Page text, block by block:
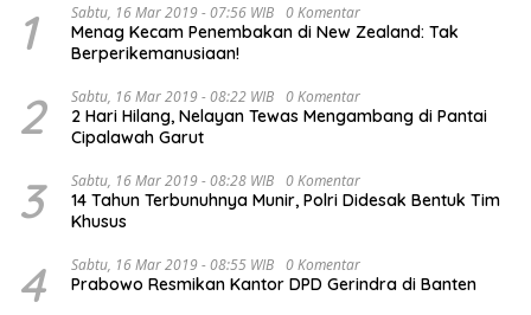
1 Sabtu, 16 Mar 2019 - 07:56 WIB 0 Komentar
Menag Kecam Penembakan di New Zealand: Tak
Berperikemanusiaan!
2 Sabtu, 16 Mar 2019 - 08:22 WIB 0 Komentar
2 Hari Hilang, Nelayan Tewas Mengambang di Pantai
Cipalawah Garut
3 Sabtu, 16 Mar 2019 - 08:28 WIB 0 Komentar
14 Tahun Terbunuhnya Munir, Polri Didesak Bentuk Tim
Khusus
4 Sabtu, 16 Mar 2019 - 08:55 WIB 0 Komentar
Prabowo Resmikan Kantor DPD Gerindra di Banten